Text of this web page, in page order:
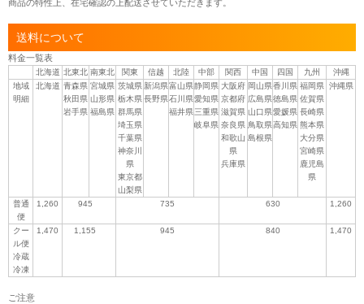
商品の特性上、在宅確認の上配送させていただきます。
送料について
料金一覧表
北海道 北東北 南東北 関東 信越 北陸 中部 関西 中国 四国 九州
沖縄
地域
明細
北海道 青森県
秋田県
岩手県
宮城県
山形県
福島県
茨城県
栃木県
群馬県
埼玉県
千葉県
神奈川
県
東京都
山梨県
新潟県
長野県
富山県
石川県
福井県
静岡県
愛知県
三重県
岐阜県
大阪府
京都府
滋賀県
奈良県
和歌山
県
兵庫県
岡山県
広島県
山口県
鳥取県
島根県
香川県
徳島県
愛媛県
高知県
福岡県
佐賀県
長崎県
熊本県
大分県
宮崎県
鹿児島
県
沖縄県
普通
便
1,260 945 735 630 1,260
クー
ル便
冷蔵
冷凍
1,470 1,155 945 840 1,470
ご注意